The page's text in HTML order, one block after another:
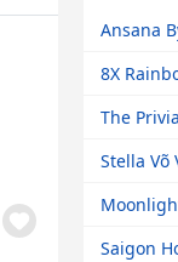
Ansana
8X
The
Stella Võ
Saigon